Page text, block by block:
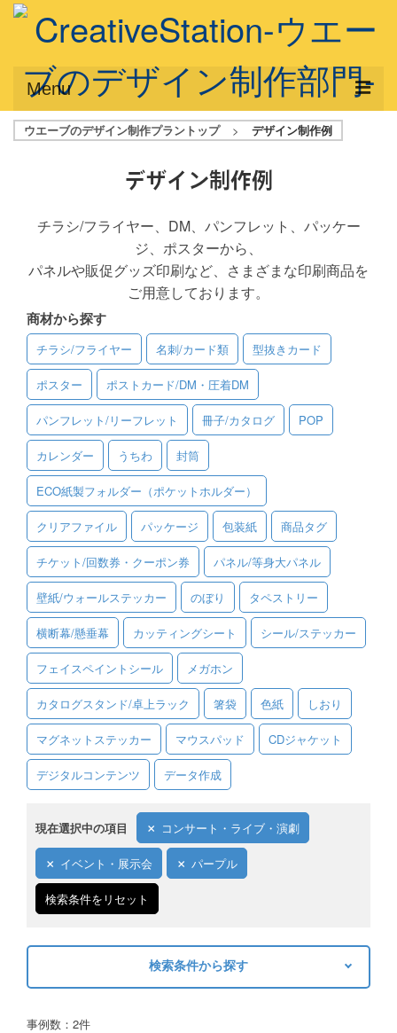
Menu
サービス概要
デザインプラン
フルデザイン
データ修正
写真からイラスト作成
デザイン制作例
ご利用料金
ご利用ガイド
ご利用の流れ
ご注文方法について
キャンセルについて
FAQ（よくあるご質問）
資料をダウンロード
ご利用規約
お見積り・お問合せ
ウエーブのデザイン制作プラントップ > デザイン制作例
デザイン制作例
チラシ/フライヤー、DM、パンフレット、パッケー
ジ、ポスターから、
パネルや販促グッズ印刷など、さまざまな印刷商品を
ご用意しております。
商材から探す
チラシ/フライヤー 名刺/カード類 型抜きカード
ポスター ポストカード/DM・圧着DM
パンフレット/リーフレット 冊子/カタログ POP
カレンダー うちわ 封筒
ECO紙製フォルダー（ポケットホルダー）
クリアファイル パッケージ 包装紙 商品タグ
チケット/回数券・クーポン券 パネル/等身大パネル
壁紙/ウォールステッカー のぼり タペストリー
横断幕/懸垂幕 カッティングシート シール/ステッカー
フェイスペイントシール メガホン
カタログスタンド/卓上ラック 箸袋 色紙 しおり
マグネットステッカー マウスパッド CDジャケット
デジタルコンテンツ データ作成
現在選択中の項目 コンサート・ライブ・演劇
イベント・展示会 パープル
検索条件をリセット
検索条件から探す
事例数：2件